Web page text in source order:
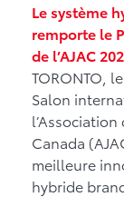
Le système
remporte le
de l’AJAC
TORONTO,
Salon
Canada
meilleure
hybride